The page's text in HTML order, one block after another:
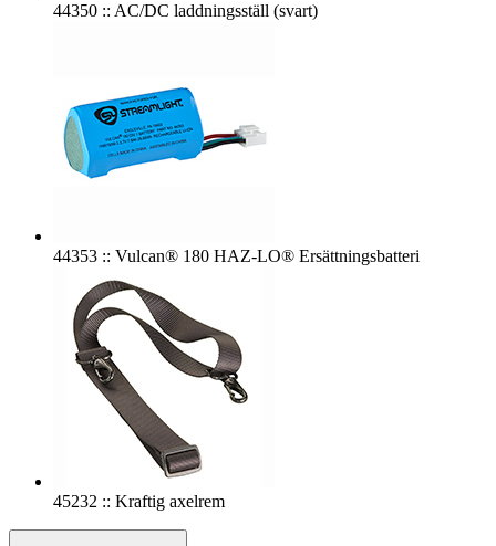
44350 :: AC/DC laddningsställ (svart)
44353 :: Vulcan® 180 HAZ-LO® Ersättningsbatteri
45232 :: Kraftig axelrem